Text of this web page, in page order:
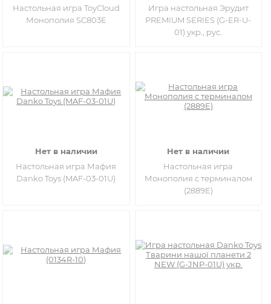
Настольная игра ToyCloud
Монополия SC803E
Игра настольная Эрудит
PREMIUM SERIES (G-ER-U-
01) укр., рус.
Нет в наличии
Настольная игра Мафия
Danko Toys (MAF-03-01U)
Нет в наличии
Настольная игра
Монополия с терминалом
(2889E)